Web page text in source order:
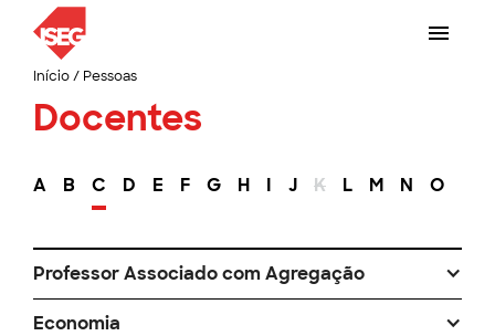
Início/ Pessoas
Docentes
A B C D E F G H I J K L M N O
Professor Associado com Agregação
Economia